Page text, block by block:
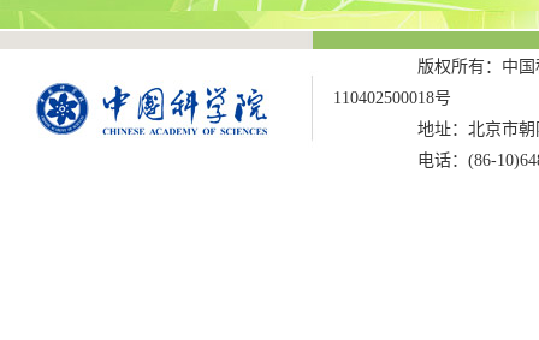
版权所有：中
110402500018号
地址：北京市
电话：(86-